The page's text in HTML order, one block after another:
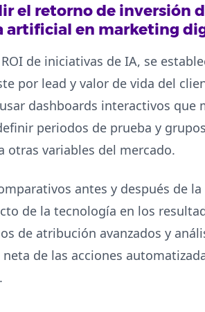
el retorno de inversión
artificial en marketing
de iniciativas de IA, se
por lead y valor de vida del
dashboards interactivos
periodos de prueba y
otras variables del mercado.
antes y después de
de la tecnología en los
de atribución avanzados y
de las acciones